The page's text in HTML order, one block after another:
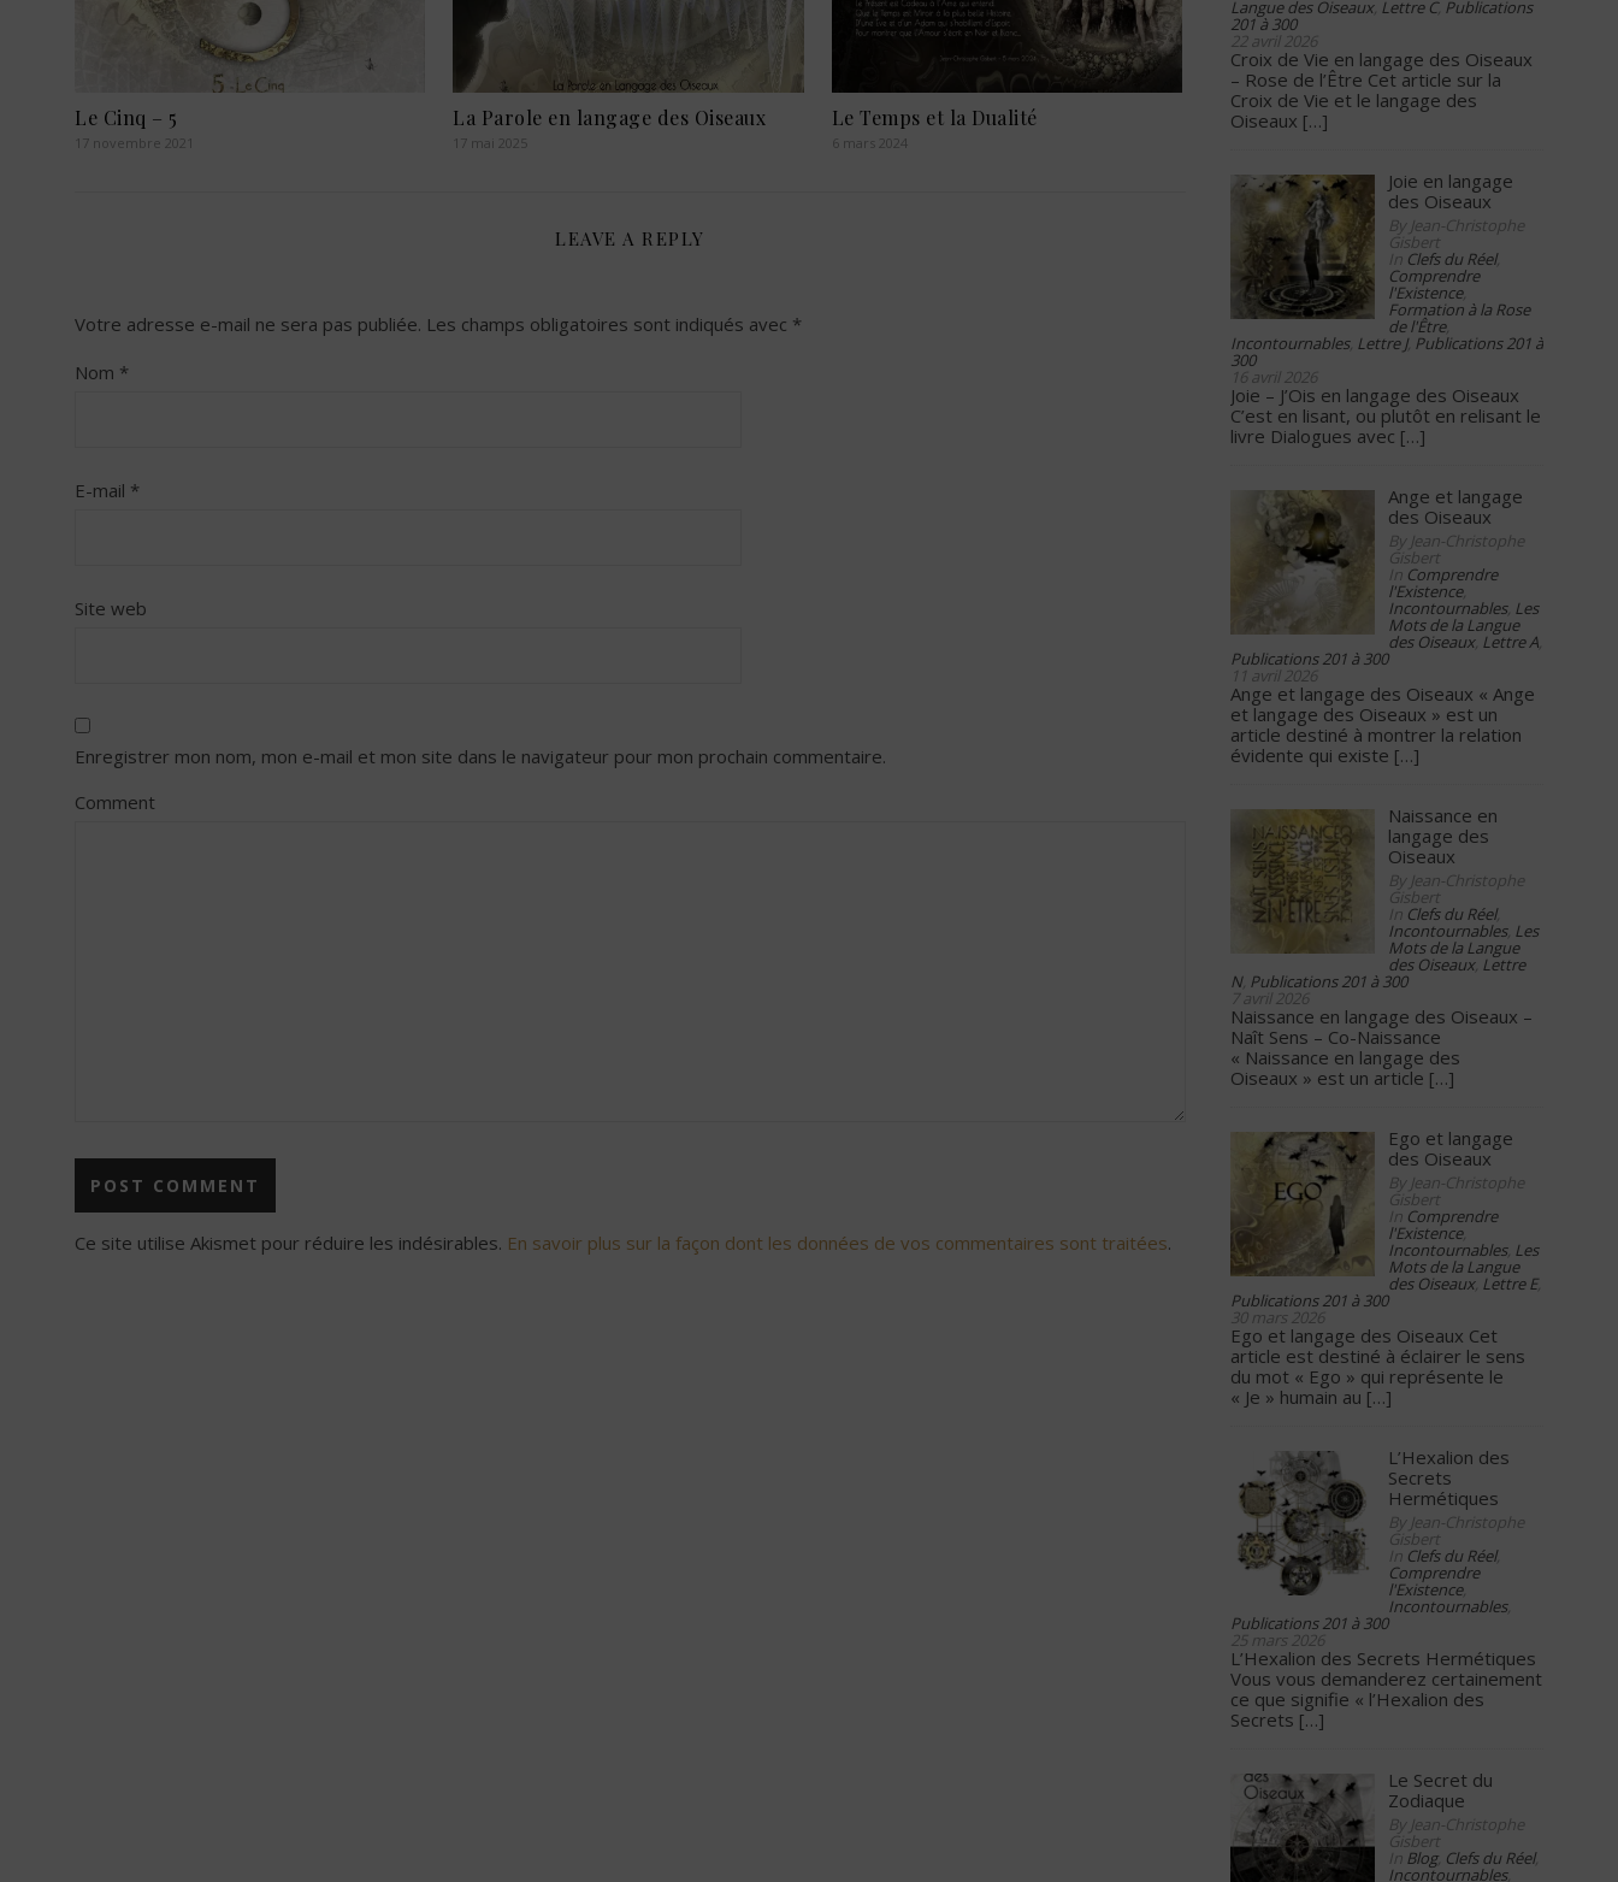
Le Cinq – 5
17 novembre 2021
La Parole en langage des Oiseaux
17 mai 2025
Le Temps et la Dualité
6 mars 2024
LEAVE A REPLY
Votre adresse e-mail ne sera pas publiée. Les champs obligatoires sont indiqués avec *
Nom *
E-mail *
Site web
Enregistrer mon nom, mon e-mail et mon site dans le navigateur pour mon prochain commentaire.
Comment
Ce site utilise Akismet pour réduire les indésirables. En savoir plus sur la façon dont les données de vos commentaires sont traitées.
Langue des Oiseaux, Lettre C, Publications
201 à 300
22 avril 2026
Croix de Vie en langage des Oiseaux
– Rose de l’Être Cet article sur la
Croix de Vie et le langage des
Oiseaux […]
Joie en langage
des Oiseaux
By Jean-Christophe
Gisbert
In Clefs du Réel,
Comprendre
l'Existence,
Formation à la Rose
de l'Être,
Incontournables, Lettre J, Publications 201 à
300
16 avril 2026
Joie – J’Ois en langage des Oiseaux
C’est en lisant, ou plutôt en relisant le
livre Dialogues avec […]
Ange et langage
des Oiseaux
By Jean-Christophe
Gisbert
In Comprendre
l'Existence,
Incontournables, Les
Mots de la Langue
des Oiseaux, Lettre A,
Publications 201 à 300
11 avril 2026
Ange et langage des Oiseaux « Ange
et langage des Oiseaux » est un
article destiné à montrer la relation
évidente qui existe […]
Naissance en
langage des
Oiseaux
By Jean-Christophe
Gisbert
In Clefs du Réel,
Incontournables, Les
Mots de la Langue
des Oiseaux, Lettre
N, Publications 201 à 300
7 avril 2026
Naissance en langage des Oiseaux –
Naît Sens – Co-Naissance
« Naissance en langage des
Oiseaux » est un article […]
Ego et langage
des Oiseaux
By Jean-Christophe
Gisbert
In Comprendre
l'Existence,
Incontournables, Les
Mots de la Langue
des Oiseaux, Lettre E,
Publications 201 à 300
30 mars 2026
Ego et langage des Oiseaux Cet
article est destiné à éclairer le sens
du mot « Ego » qui représente le
« Je » humain au […]
L’Hexalion des
Secrets
Hermétiques
By Jean-Christophe
Gisbert
In Clefs du Réel,
Comprendre
l'Existence,
Incontournables,
Publications 201 à 300
25 mars 2026
L’Hexalion des Secrets Hermétiques
Vous vous demanderez certainement
ce que signifie « l’Hexalion des
Secrets […]
Le Secret du
Zodiaque
By Jean-Christophe
Gisbert
In Blog, Clefs du Réel,
Incontournables,